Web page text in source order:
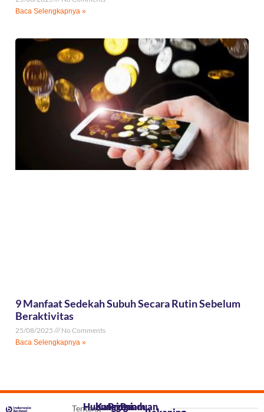
Baca Selengkapnya »
9 Manfaat Sedekah Subuh Secara Rutin Sebelum
Beraktivitas
25/08/2025 No Comments
Baca Selengkapnya »
Tentang
Hubungi
Kategori
Program
Panduan